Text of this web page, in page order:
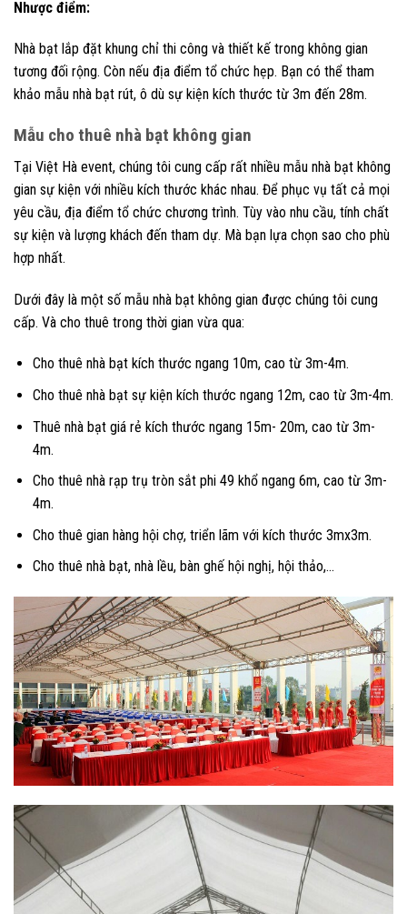
Nhược điểm:
Nhà bạt lắp đặt khung chỉ thi công và thiết kế trong không gian
tương đối rộng. Còn nếu địa điểm tổ chức hẹp. Bạn có thể tham
khảo mẫu nhà bạt rút, ô dù sự kiện kích thước từ 3m đến 28m.
Mẫu cho thuê nhà bạt không gian
Tại Việt Hà event, chúng tôi cung cấp rất nhiều mẫu nhà bạt không
gian sự kiện với nhiều kích thước khác nhau. Để phục vụ tất cả mọi
yêu cầu, địa điểm tổ chức chương trình. Tùy vào nhu cầu, tính chất
sự kiện và lượng khách đến tham dự. Mà bạn lựa chọn sao cho phù
hợp nhất.
Dưới đây là một số mẫu nhà bạt không gian được chúng tôi cung
cấp. Và cho thuê trong thời gian vừa qua:
Cho thuê nhà bạt kích thước ngang 10m, cao từ 3m-4m.
Cho thuê nhà bạt sự kiện kích thước ngang 12m, cao từ 3m-4m.
Thuê nhà bạt giá rẻ kích thước ngang 15m- 20m, cao từ 3m-
4m.
Cho thuê nhà rạp trụ tròn sắt phi 49 khổ ngang 6m, cao từ 3m-
4m.
Cho thuê gian hàng hội chợ, triển lãm với kích thước 3mx3m.
Cho thuê nhà bạt, nhà lều, bàn ghế hội nghị, hội thảo,…